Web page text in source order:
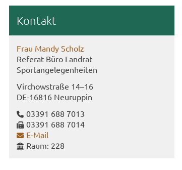
Kon­takt
Frau Mandy Scholz
Re­fe­rat Büro Land­rat
Sport­an­ge­le­gen­hei­ten
Virch­ow­stra­ße 14–16
DE-​16816 Neu­rup­pin
03391 688 7013
03391 688 7014
E-​Mail
Raum: 228